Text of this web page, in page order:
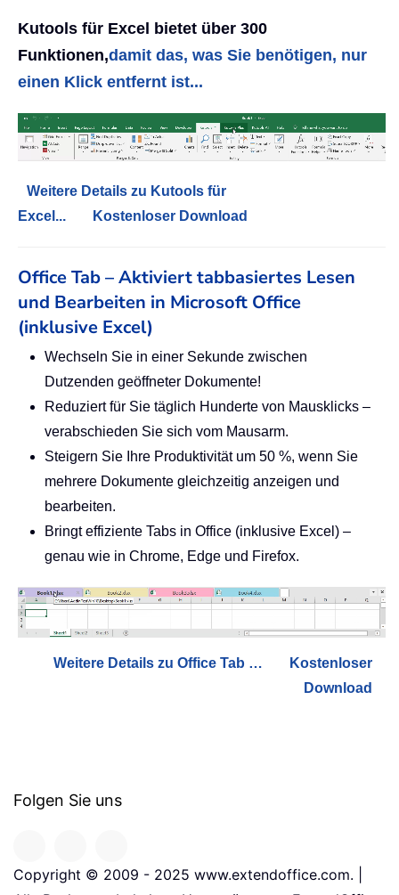
Kutools für Excel bietet über 300
Funktionen,damit das, was Sie benötigen, nur
einen Klick entfernt ist...
Weitere Details zu Kutools für
Excel...
Kostenloser Download
Office Tab – Aktiviert tabbasiertes Lesen
und Bearbeiten in Microsoft Office
(inklusive Excel)
Wechseln Sie in einer Sekunde zwischen
Dutzenden geöffneter Dokumente!
Reduziert für Sie täglich Hunderte von Mausklicks –
verabschieden Sie sich vom Mausarm.
Steigern Sie Ihre Produktivität um 50 %, wenn Sie
mehrere Dokumente gleichzeitig anzeigen und
bearbeiten.
Bringt effiziente Tabs in Office (inklusive Excel) –
genau wie in Chrome, Edge und Firefox.
Weitere Details zu Office Tab …
Kostenloser
Download
Folgen Sie uns
Copyright © 2009 - 2025 www.extendoffice.com. |